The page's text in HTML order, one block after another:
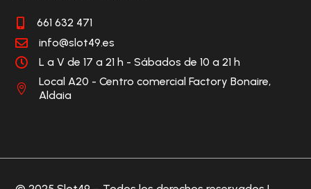
 661 632 471
 info@slot49.es
 L a V de 17 a 21 h - Sábados de 10 a 21 h

Local A20 - Centro comercial Factory Bonaire,
Aldaia